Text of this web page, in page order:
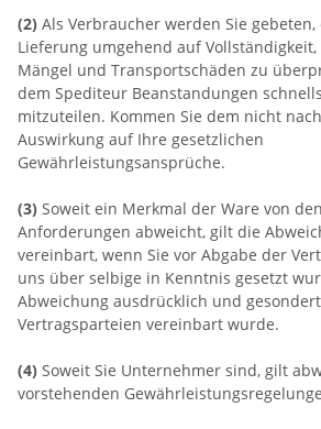
(2) Als Verbraucher werden Sie gebeten,
Lieferung umgehend auf
Mängel und Transportschäden zu
dem Spediteur Beanstandungen
mitzuteilen. Kommen Sie dem nicht
Auswirkung auf Ihre gesetzlichen
Gewährleistungsansprüche.
(3) Soweit ein Merkmal der Ware von
Anforderungen abweicht, gilt die
vereinbart, wenn Sie vor Abgabe der
uns über selbige in Kenntnis gesetzt
Abweichung ausdrücklich und
Vertragsparteien vereinbart wurde.
(4) Soweit Sie Unternehmer sind, gilt
vorstehenden